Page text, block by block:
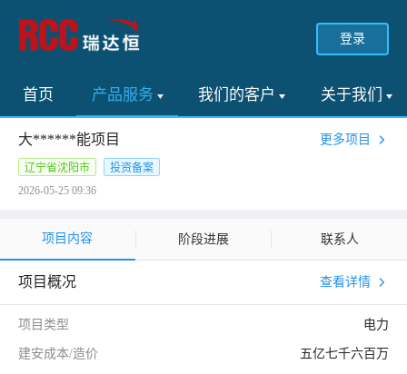
登录
首页 产品服务 我们的客户 关于我们
大******能项目 更多项目
辽宁省沈阳市
投资备案
2026-05-25 09:36
项目内容 阶段进展 联系人
项目概况 查看详情
项目类型 电力
建安成本/造价 五亿七千六百万